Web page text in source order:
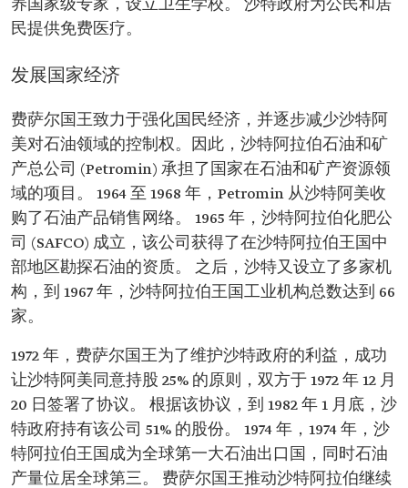
养国家级专家，设立卫生学校。 沙特政府为公民和居
民提供免费医疗。
发展国家经济
费萨尔国王致力于强化国民经济，并逐步减少沙特阿
美对石油领域的控制权。因此，沙特阿拉伯石油和矿
产总公司 (Petromin) 承担了国家在石油和矿产资源领
域的项目。 1964 至 1968 年，Petromin 从沙特阿美收
购了石油产品销售网络。 1965 年，沙特阿拉伯化肥公
司 (SAFCO) 成立，该公司获得了在沙特阿拉伯王国中
部地区勘探石油的资质。 之后，沙特又设立了多家机
构，到 1967 年，沙特阿拉伯王国工业机构总数达到 66
家。
1972 年，费萨尔国王为了维护沙特政府的利益，成功
让沙特阿美同意持股 25% 的原则，双方于 1972 年 12 月
20 日签署了协议。 根据该协议，到 1982 年 1 月底，沙
特政府持有该公司 51% 的股份。 1974 年，1974 年，沙
特阿拉伯王国成为全球第一大石油出口国，同时石油
产量位居全球第三。 费萨尔国王推动沙特阿拉伯继续